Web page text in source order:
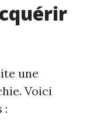
une
Voici
: